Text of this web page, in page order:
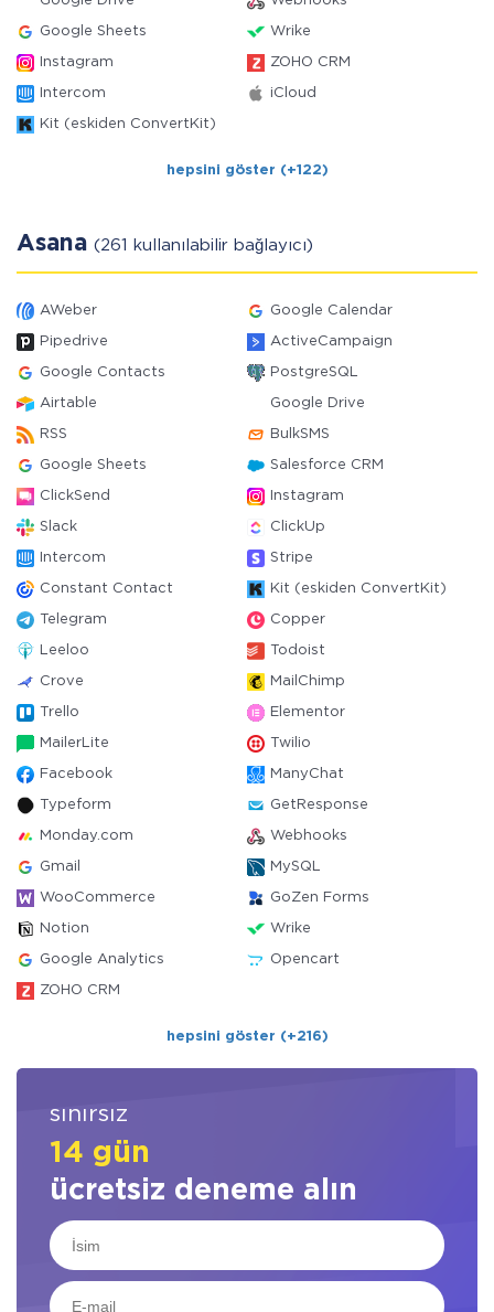
Google Sheets Wrike
Instagram ZOHO CRM
Intercom iCloud
Kit (eskiden ConvertKit)
hepsini göster (+122)
Asana (261 kullanılabilir bağlayıcı)
AWeber Google Calendar
Pipedrive ActiveCampaign
Google Contacts PostgreSQL
Airtable Google Drive
RSS BulkSMS
Google Sheets Salesforce CRM
ClickSend Instagram
Slack ClickUp
Intercom Stripe
Constant Contact Kit (eskiden ConvertKit)
Telegram Copper
Leeloo Todoist
Crove MailChimp
Trello Elementor
MailerLite Twilio
Facebook ManyChat
Typeform GetResponse
Monday.com Webhooks
Gmail MySQL
WooCommerce GoZen Forms
Notion Wrike
Google Analytics Opencart
ZOHO CRM
hepsini göster (+216)
sınırsız
14 gün
ücretsiz deneme alın